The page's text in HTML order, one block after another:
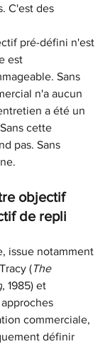
C'est des
pré-défini n'est
est
Sans
n'a aucun
a été un
cette
pas. Sans
objectif
de repli
issue notamment
(The
, 1985) et
commerciale,
définir